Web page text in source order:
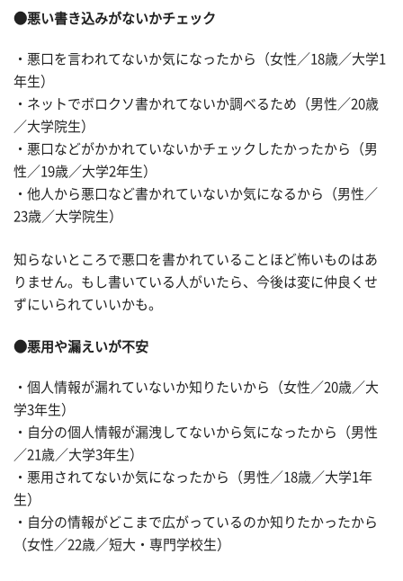
●悪い書き込みがないかチェック
・悪口を言われてないか気になったから（女性／18歳／大学1
年生）
・ネットでボロクソ書かれてないか調べるため（男性／20歳
／大学院生）
・悪口などがかかれていないかチェックしたかったから（男
性／19歳／大学2年生）
・他人から悪口など書かれていないか気になるから（男性／
23歳／大学院生）
知らないところで悪口を書かれていることほど怖いものはあ
りません。もし書いている人がいたら、今後は変に仲良くせ
ずにいられていいかも。
●悪用や漏えいが不安
・個人情報が漏れていないか知りたいから（女性／20歳／大
学3年生）
・自分の個人情報が漏洩してないから気になったから（男性
／21歳／大学3年生）
・悪用されてないか気になったから（男性／18歳／大学1年
生）
・自分の情報がどこまで広がっているのか知りたかったから
（女性／22歳／短大・専門学校生）